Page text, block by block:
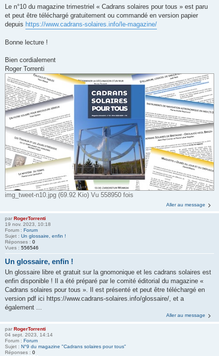
Le n°10 du magazine trimestriel « Cadrans solaires pour tous » est paru
et peut être téléchargé gratuitement ou commandé en version papier
depuis https://www.cadrans-solaires.info/le-magazine/
Bonne lecture !
Bien cordialement
Roger Torrenti
img_tweet-n10.jpg (69.92 Kio) Vu 558950 fois
Aller au message
par RogerTorrenti
19 nov. 2023, 10:18
Forum : Forum
Sujet : Un glossaire, enfin !
Réponses : 0
Vues : 556546
Un glossaire, enfin !
Un glossaire libre et gratuit sur la gnomonique et les cadrans solaires est
enfin disponible ! Il a été préparé par le comité éditorial du magazine «
Cadrans solaires pour tous ». Il est présenté et peut être téléchargé en
version pdf ici https://www.cadrans-solaires.info/glossaire/, et a
également ...
Aller au message
par RogerTorrenti
04 sept. 2023, 14:14
Forum : Forum
Sujet : N°9 du magazine "Cadrans solaires pour tous"
Réponses : 0